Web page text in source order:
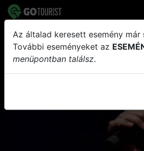
Hobo 80+1 -
Az általad keresett esemény már
További eseményeket az
menüpontban találsz.